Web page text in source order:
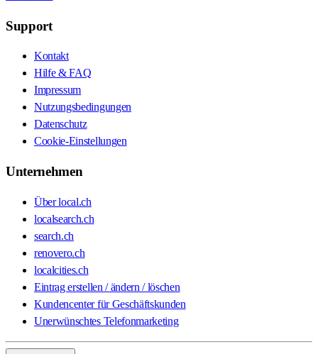
Support
Kontakt
Hilfe & FAQ
Impressum
Nutzungsbedingungen
Datenschutz
Cookie-Einstellungen
Unternehmen
Über local.ch
localsearch.ch
search.ch
renovero.ch
localcities.ch
Eintrag erstellen / ändern / löschen
Kundencenter für Geschäftskunden
Unerwünschtes Telefonmarketing